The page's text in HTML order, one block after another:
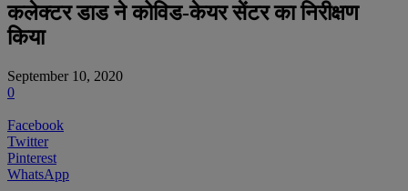
कलेक्टर डाड ने कोविड-केयर सेंटर का निरीक्षण
किया
September 10, 2020
0
Facebook
Twitter
Pinterest
WhatsApp